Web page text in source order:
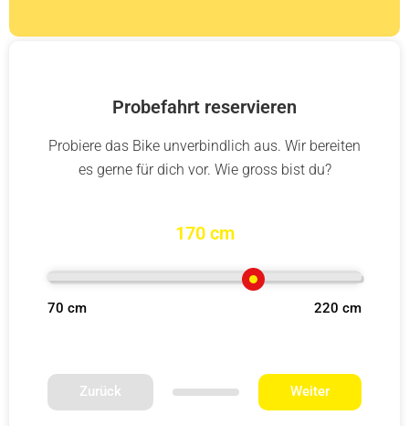
Probefahrt reservieren
Probiere das Bike unverbindlich aus. Wir bereiten
es gerne für dich vor. Wie gross bist du?
170 cm
70 cm 220 cm
Zurück Weiter